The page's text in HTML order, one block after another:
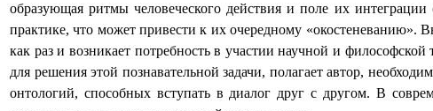
образующая ритмы человеческого действия и поле их
практике, что может привести к их очередному «окостеневанию».
как раз и возникает потребность в участии научной и
для решения этой познавательной задачи, полагает автор,
онтологий, способных вступать в диалог друг с другом. В